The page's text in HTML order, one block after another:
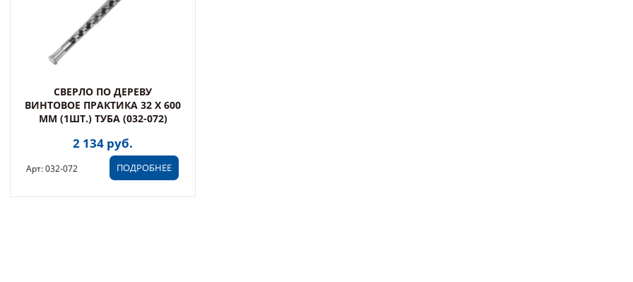
СВЕРЛО ПО ДЕРЕВУ
ВИНТОВОЕ ПРАКТИКА 32 Х 600
ММ (1ШТ.) ТУБА (032-072)
2 134 руб.
ПОДРОБНЕЕ
Арт: 032-072